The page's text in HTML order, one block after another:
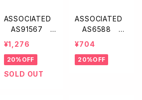
ASSOCIATED
AS91567 F
T ベアリング【5
x12x4mm・4ケ
入】
¥1,276
20%OFF
SOLD OUT
ASSOCIATED
AS6588 F
T ブラックグリ
¥704
20%OFF